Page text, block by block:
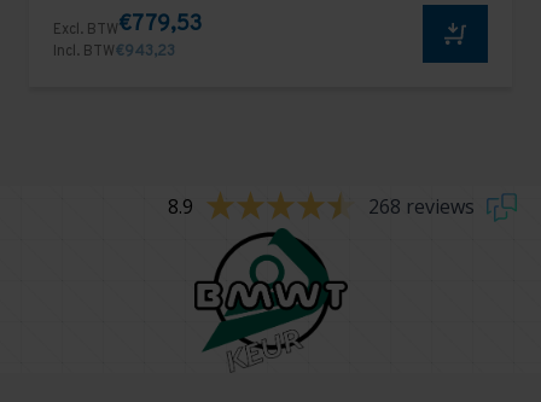
Excl. BTW€779,53
Incl. BTW€943,23
8.9 268 reviews